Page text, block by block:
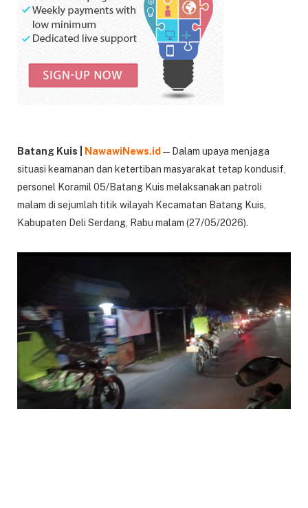
Batang Kuis | NawawiNews.id — Dalam upaya menjaga
situasi keamanan dan ketertiban masyarakat tetap kondusif,
personel Koramil 05/Batang Kuis melaksanakan patroli
malam di sejumlah titik wilayah Kecamatan Batang Kuis,
Kabupaten Deli Serdang, Rabu malam (27/05/2026).